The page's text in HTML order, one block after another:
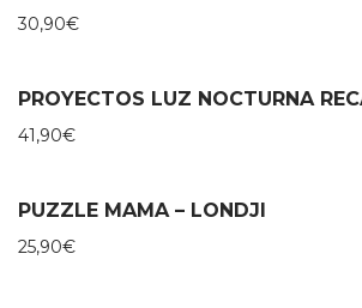
30,90€
41,90€
PUZZLE MAMA – LONDJI
25,90€